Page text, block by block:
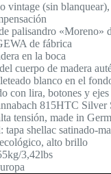
vintage (sin
palisandro «Moreno»
de fábrica
en la boca
cuerpo de madera
blanco en el
con lira, botones y ejes
815HTC Silver
tensión, made in
tapa shellac satinado-
alto brillo
3,42lbs